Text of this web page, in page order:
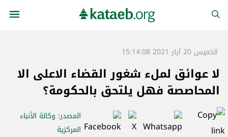
الخميس 20 أيار 2021 15:14:08
لا عوائق لملء شغور القضاء الاعلى الا
المحاصصة فهل يلتحق بالحكومة؟
المصدر: وكالة الأنباء
المركزية